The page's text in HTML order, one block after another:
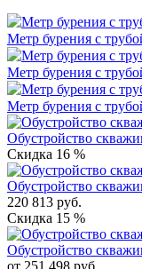
Метр бурения с
Метр бурения с
Метр бурения с
Обустройство
Скидка 16 %
Обустройство
220 813 руб.
Скидка 15 %
Обустройство